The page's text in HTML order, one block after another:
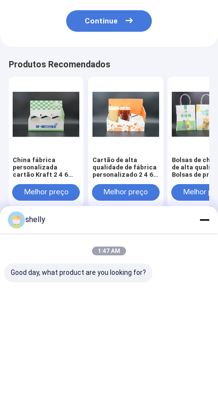
Embalagem
Continue
Produtos Recomendados
China fábrica
personalizada
cartão Kraft 2 4 6
porta porta caixa
cartão ondulado Six
Melhor preço
Cartão de alta
qualidade de fábrica
personalizado 2 4 6
bebidas porta porta
caixa cartão
Melhor preço
Bolsas de chá
de alta
Bolsas de
seu próprio
Melhor
Site
Conosco
Site
Mapa do Site
Privacy Policy
Reserved.
shelly
1:47 AM
Good day, what product are you looking for?